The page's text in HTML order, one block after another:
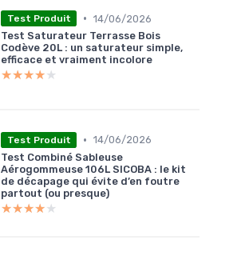
Test Produit • 14/06/2026
Test Saturateur Terrasse Bois
Codève 20L : un saturateur simple,
efficace et vraiment incolore
★★★★★
★★★★★
Test Produit • 14/06/2026
Test Combiné Sableuse
Aérogommeuse 106L SICOBA : le kit
de décapage qui évite d’en foutre
partout (ou presque)
★★★★★
★★★★★